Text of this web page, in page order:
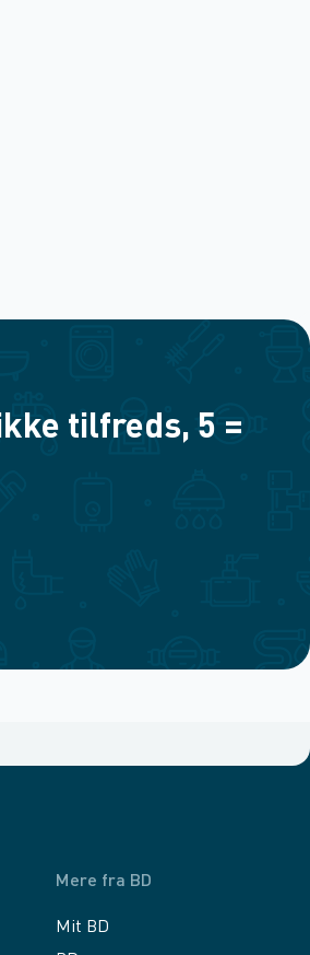
tilfreds, 5 =
Mere fra BD
Mit BD